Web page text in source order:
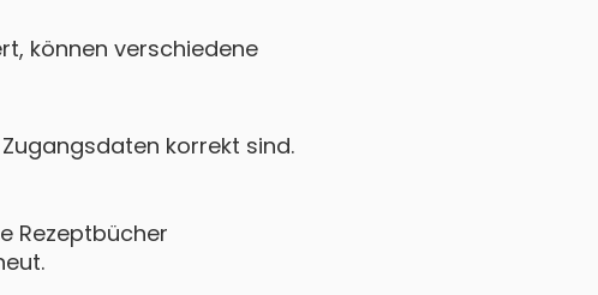
können verschiedene
korrekt sind.
Rezeptbücher